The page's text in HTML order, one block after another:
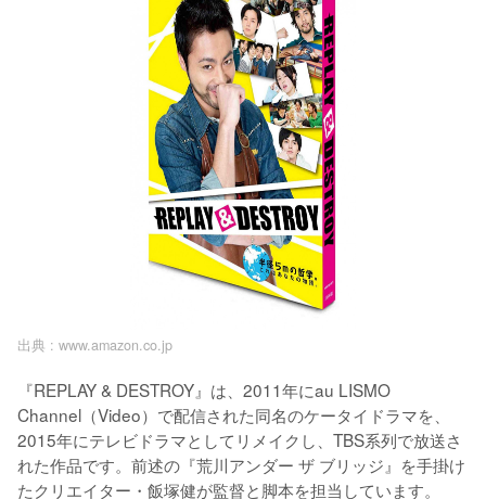
出典 : www.amazon.co.jp
『REPLAY & DESTROY』は、2011年にau LISMO
Channel（Video）で配信された同名のケータイドラマを、
2015年にテレビドラマとしてリメイクし、TBS系列で放送さ
れた作品です。前述の『荒川アンダー ザ ブリッジ』を手掛け
たクリエイター・飯塚健が監督と脚本を担当しています。